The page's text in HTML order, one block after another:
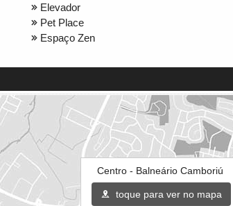
Elevador
Pet Place
Espaço Zen
Centro - Balneário Camboriú
toque para ver no mapa